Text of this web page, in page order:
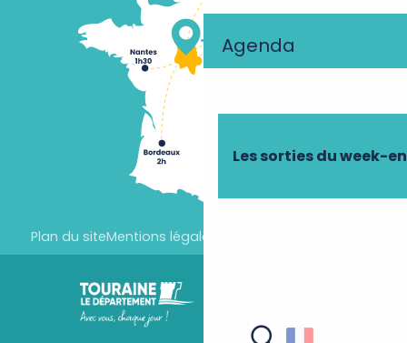
Agenda
Les sorties du week-
Plan du siteMentions légales